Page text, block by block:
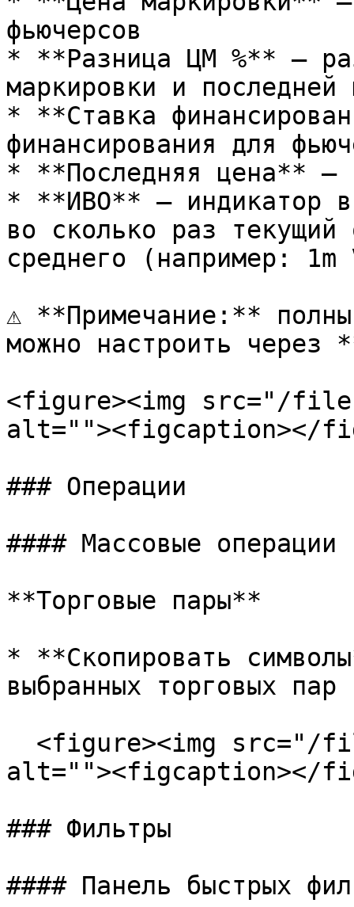
фьючерсов
* **Разница ЦМ %** —
маркировки и последней
* **Ставка
финансирования для
* **Последняя цена** —
* **ИВО** — индикатор
во сколько раз текущий
среднего (например:
⚠️ **Примечание:**
можно настроить через
<figure><img src="/files/
alt=""><figcaption></
### Операции
#### Массовые операции
**Торговые пары**
* **Скопировать
выбранных торговых пар
alt=""><figcaption></
### Фильтры
#### Панель быстрых